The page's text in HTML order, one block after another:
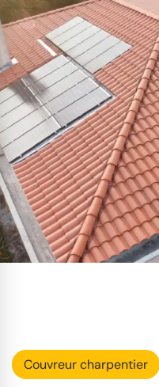
Couvreur charpentier